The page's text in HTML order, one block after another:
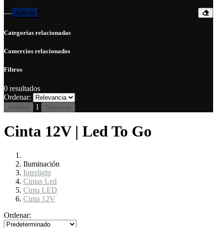
— Aplicar
Categorías relacionadas
Comercios relacionados
Filtros
0 resultados
Ordenar:
Anterior 1 Siguiente
Cinta 12V | Led To Go
Iluminación
Interlight
Cintas Led
Cinta LED
Cinta 12V
Ordenar: